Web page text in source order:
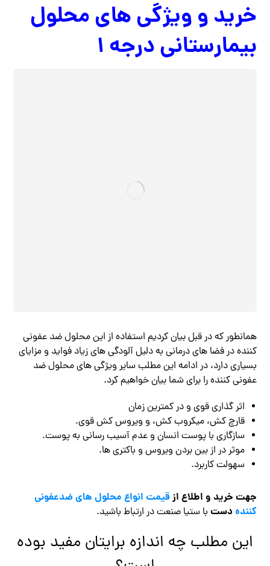
خرید و ویژگی های محلول
بیمارستانی درجه ۱
همانطور که در قبل بیان کردیم استفاده از این محلول ضد عفونی
کننده در فضا های درمانی به دلیل آلودگی های زیاد فواید و مزایای
بسیاری دارد، در ادامه این مطلب سایر ویژگی های محلول ضد
عفونی کننده را برای شما بیان خواهیم کرد.
اثر گذاری قوی و در کمترین زمان
قارچ کش، میکروب کش، و ویروس کش قوی.
سازگاری با پوست انسان و عدم آسیب رسانی به پوست.
موثر در از بین بردن ویروس و باکتری ها.
سهولت کاربرد.
جهت خرید و اطلاع از قیمت انواع محلول های ضدعفونی
کننده دست با ستیا صنعت در ارتباط باشید.
این مطلب چه اندازه برایتان مفید بوده